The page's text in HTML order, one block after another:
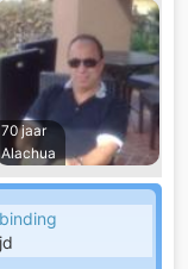
70 jaar
Alachua